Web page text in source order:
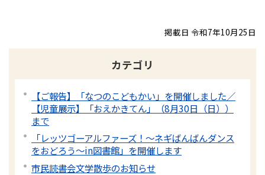
掲載日 令和7年10月25日
カテゴリ
【ご報告】「なつのこどもかい」を開催しました／
【児童展示】「おえかきてん」（8月30日（日））
まで
「レッツゴーアルファーズ！～ネギばんばんダンス
をおどろう～in図書館」を開催します
市民読書会文学散歩のお知らせ